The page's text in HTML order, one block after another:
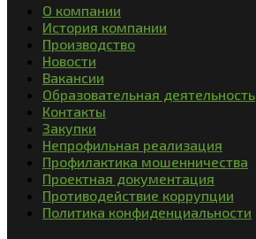
О компании
История компании
Производство
Новости
Вакансии
Образовательная деятельность
Контакты
Закупки
Непрофильная реализация
Профилактика мошенничества
Проектная документация
Противодействие коррупции
Политика конфиденциальности